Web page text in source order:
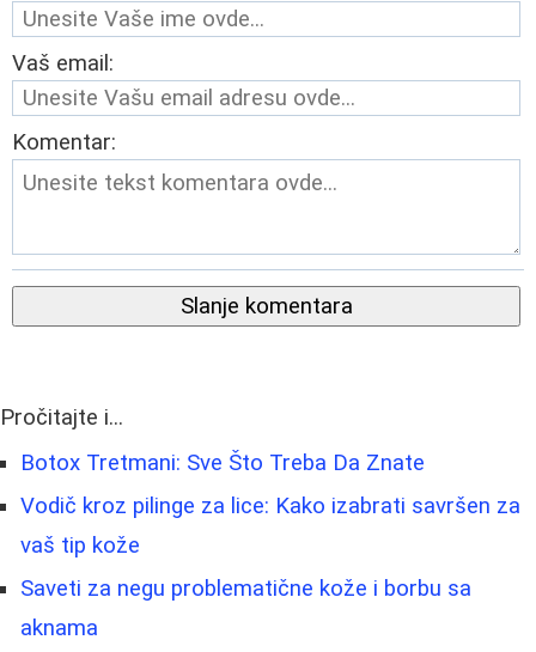
Vaš email:
Komentar:
Slanje komentara
Pročitajte i...
Botox Tretmani: Sve Što Treba Da Znate
Vodič kroz pilinge za lice: Kako izabrati savršen za
vaš tip kože
Saveti za negu problematične kože i borbu sa
aknama